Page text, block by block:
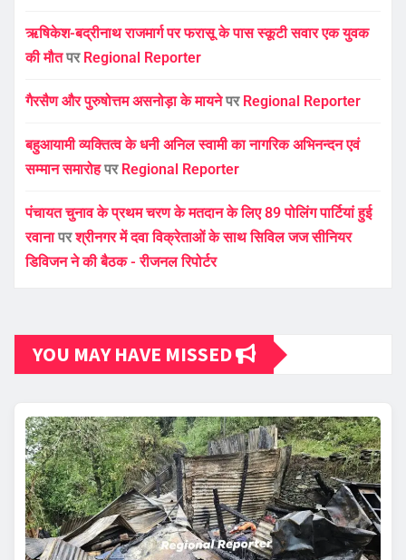
ऋषिकेश-बद्रीनाथ राजमार्ग पर फरासू के पास स्कूटी सवार एक युवक
की मौतपर Regional Reporter
गैरसैण और पुरुषोत्तम असनोड़ा के मायनेपर Regional Reporter
बहुआयामी व्यक्तित्व के धनी अनिल स्वामी का नागरिक अभिनन्दन एवं
सम्मान समारोहपर Regional Reporter
पंचायत चुनाव के प्रथम चरण के मतदान के लिए 89 पोलिंग पार्टियां हुई
रवानापरश्रीनगर में दवा विक्रेताओं के साथ सिविल जज सीनियर
डिविजन ने की बैठक - रीजनल रिपोर्टर
YOU MAY HAVE MISSED